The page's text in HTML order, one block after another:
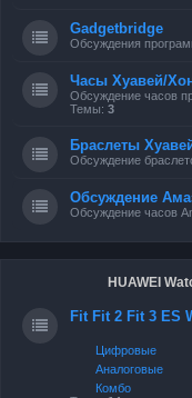
Gadgetbridge
Обсуждения
Часы Хуавей/
Обсуждение часов
Темы: 3
Браслеты
Обсуждение
Обсуждение
Обсуждение часов
HUAWEI
Fit Fit 2 Fit 3 ES
Цифровые
Аналоговые
Комбо